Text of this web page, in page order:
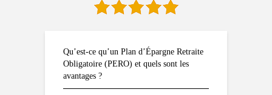
Qu’est-ce qu’un Plan d’Épargne Retraite
Obligatoire (PERO) et quels sont les
avantages ?